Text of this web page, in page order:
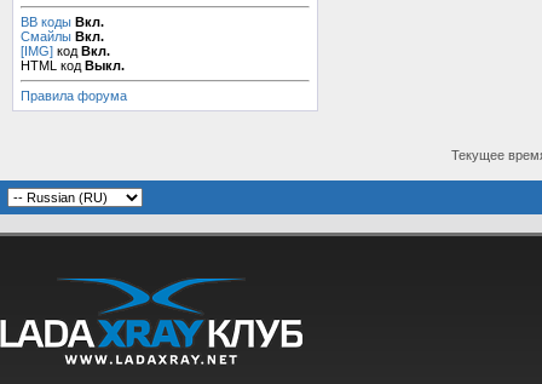
BB коды Вкл.
Смайлы Вкл.
[IMG] код Вкл.
HTML код Выкл.
Правила форума
Текущее